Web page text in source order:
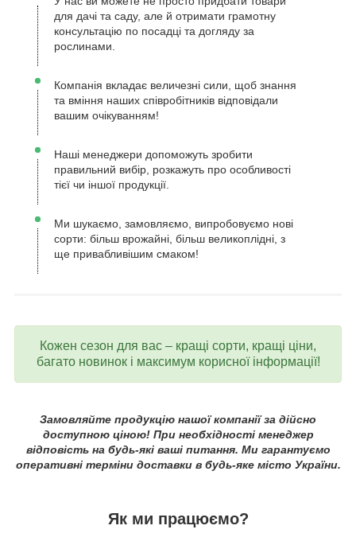
для дачі та саду, але й отримати грамотну
консультацію по посадці та догляду за
рослинами.
Компанія вкладає величезні сили, щоб знання
та вміння наших співробітників відповідали
вашим очікуванням!
Наші менеджери допоможуть зробити
правильний вибір, розкажуть про особливості
тієї чи іншої продукції.
Ми шукаємо, замовляємо, випробовуємо нові
сорти: більш врожайні, більш великоплідні, з
ще привабливішим смаком!
Кожен сезон для вас – кращі сорти, кращі ціни,
багато новинок і максимум корисної інформації!
Замовляйте продукцію нашої компанії за дійсно
доступною ціною! При необхідності менеджер
відповість на будь-які ваші питання. Ми гарантуємо
оперативні терміни доставки в будь-яке місто України.
Як ми працюємо?